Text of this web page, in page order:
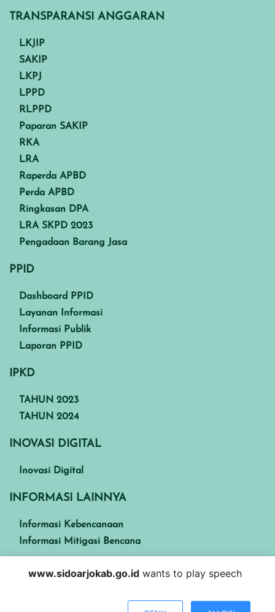
TRANSPARANSI ANGGARAN
LKJIP
SAKIP
LKPJ
LPPD
RLPPD
Paparan SAKIP
RKA
LRA
Raperda APBD
Perda APBD
Ringkasan DPA
LRA SKPD 2023
Pengadaan Barang Jasa
PPID
Dashboard PPID
Layanan Informasi
Informasi Publik
Laporan PPID
IPKD
TAHUN 2023
TAHUN 2024
INOVASI DIGITAL
Inovasi Digital
INFORMASI LAINNYA
Informasi Kebencanaan
Informasi Mitigasi Bencana
Kabupaten Sidoarjo
www.sidoarjokab.go.id wants to play speech